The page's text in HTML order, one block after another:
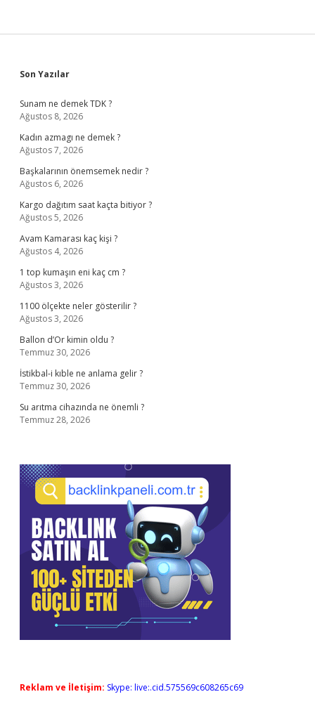
Sidebar
Son Yazılar
Sunam ne demek TDK ?
Ağustos 8, 2026
Kadın azmagı ne demek ?
Ağustos 7, 2026
Başkalarının önemsemek nedir ?
Ağustos 6, 2026
Kargo dağıtım saat kaçta bitiyor ?
Ağustos 5, 2026
Avam Kamarası kaç kişi ?
Ağustos 4, 2026
1 top kumaşın eni kaç cm ?
Ağustos 3, 2026
1100 ölçekte neler gösterilir ?
Ağustos 3, 2026
Ballon d’Or kimin oldu ?
Temmuz 30, 2026
İstikbal-i kıble ne anlama gelir ?
Temmuz 30, 2026
Su arıtma cihazında ne önemli ?
Temmuz 28, 2026
Reklam ve İletişim: Skype: live:.cid.575569c608265c69